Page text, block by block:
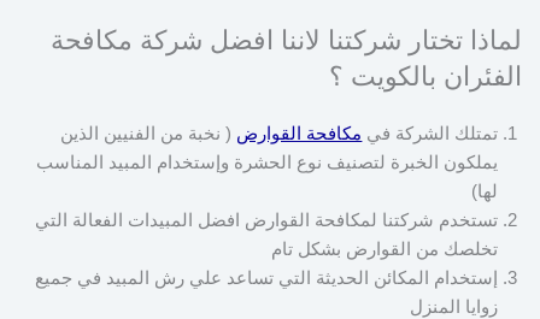
لماذا تختار شركتنا لاننا افضل شركة مكافحة
الفئران بالكويت ؟
تمتلك الشركة في مكافحة القوارض ( نخبة من الفنيين الذين
يملكون الخبرة لتصنيف نوع الحشرة وإستخدام المبيد المناسب
لها)
تستخدم شركتنا لمكافحة القوارض افضل المبيدات الفعالة التي
تخلصك من القوارض بشكل تام
إستخدام المكائن الحديثة التي تساعد علي رش المبيد في جميع
زوايا المنزل